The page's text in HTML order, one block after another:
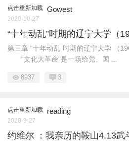
点击重新加载 Gowest
2020-10-27
“十年动乱”时期的辽宁大学（
第三章 “十年动乱”时期的辽宁大学 （
“文化大革命”是一场给党、国 ...
8937 3
点击重新加载 reading
2020-9-27
约维尔 ：我亲历的鞍山4.13武